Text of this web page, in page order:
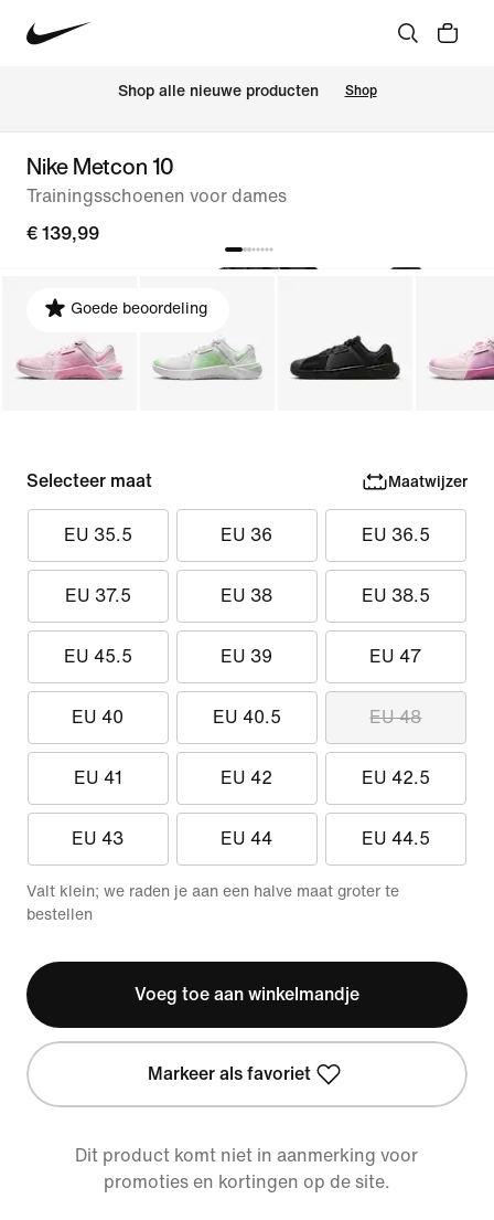
Shop alle nieuwe producten Shop
Nike Metcon 10
Trainingsschoenen voor dames
€ 139,99
Goede beoordeling
Selecteer maat Maatwijzer
EU 35.5 EU 36 EU 36.5
EU 37.5 EU 38 EU 38.5
EU 45.5 EU 39 EU 47
EU 40 EU 40.5 EU 48
EU 41 EU 42 EU 42.5
EU 43 EU 44 EU 44.5
Valt klein; we raden je aan een halve maat groter te
bestellen
Voeg toe aan winkelmandje
Markeer als favoriet
Dit product komt niet in aanmerking voor
promoties en kortingen op de site.